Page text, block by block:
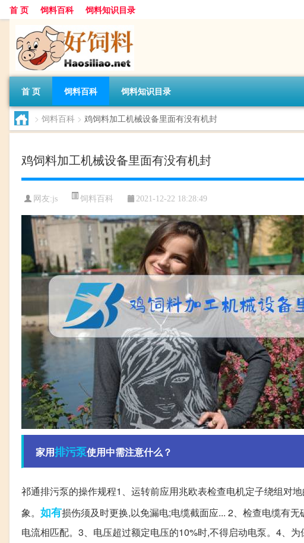
首 页 饲料百科 饲料知识目录
首 页 饲料百科 饲料知识目录
> 饲料百科 > 鸡饲料加工机械设备里面有没有机封
鸡饲料加工机械设备里面有没有机封
网友:js 饲料百科 2021-12-22 18:28:49
家用排污泵使用中需注意什么？
祁通排污泵的操作规程1、运转前应用兆欧表检查电机定子绕组对
象。 如有损伤须及时更换,以免漏电;电缆截面应... 2、检查电缆有
电流相匹配。3、电压超过额定电压的10%时,不得启动电泵。4、